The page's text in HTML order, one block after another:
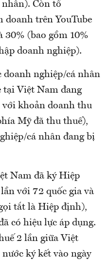
Còn tổ
doanh trên YouTube
30% (bao gồm 10%
doanh nghiệp).
doanh nghiệp/cá nhân
tại Việt Nam đang
khoản doanh thu
Mỹ đã thu thuế),
cá nhân đang bị
Nam đã ký Hiệp
với 72 quốc gia và
tắt là Hiệp định),
có hiệu lực áp dụng.
2 lần giữa Việt
ký kết vào ngày